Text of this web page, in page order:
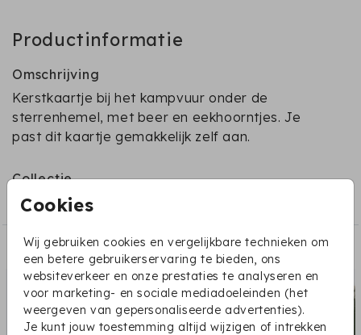
Cookies
Wij gebruiken cookies en vergelijkbare technieken om
een betere gebruikerservaring te bieden, ons
websiteverkeer en onze prestaties te analyseren en
voor marketing- en sociale mediadoeleinden (het
weergeven van gepersonaliseerde advertenties).
Je kunt jouw toestemming altijd wijzigen of intrekken
Productinformatie
Omschrijving
Kerstkaartje bij het kampvuur onder de
sterrenhemel, met beer en eekhoorntjes. Je
past dit kaartje gemakkelijk zelf aan.
Collectie
Kerstkaartjes met dieren
Dit vind je misschien ook leuk: